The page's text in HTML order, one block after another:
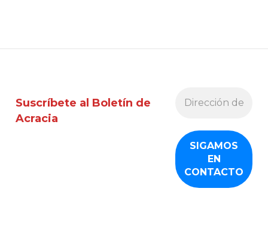
Suscríbete al Boletín de
Acracia